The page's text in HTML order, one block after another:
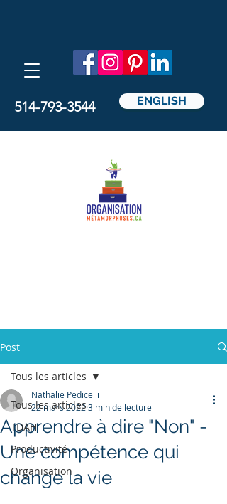
514-793-3544 ENGLISH
Post
Tous les articles
TDAH
Productivité
Organisation
Tous les articles
Apprendre à dire "Non" -
Une compétence qui
change la vie
Nathalie Pedicelli
22 mars 20223 min de lecture